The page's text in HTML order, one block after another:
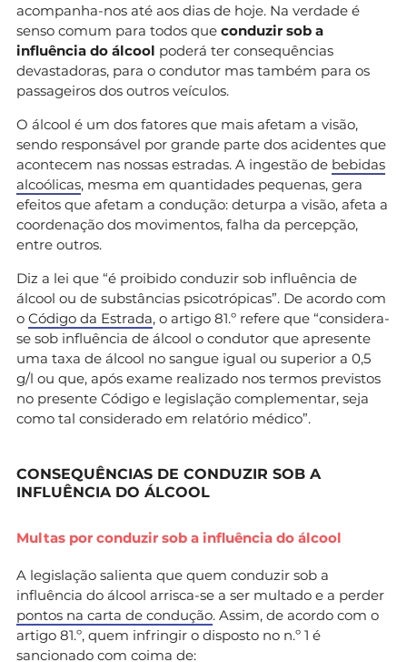
acompanha-nos até aos dias de hoje. Na verdade é
senso comum para todos que conduzir sob a
influência do álcool poderá ter consequências
devastadoras, para o condutor mas também para os
passageiros dos outros veículos.
O álcool é um dos fatores que mais afetam a visão,
sendo responsável por grande parte dos acidentes que
acontecem nas nossas estradas. A ingestão de bebidas
alcoólicas, mesma em quantidades pequenas, gera
efeitos que afetam a condução: deturpa a visão, afeta a
coordenação dos movimentos, falha da percepção,
entre outros.
Diz a lei que “é proibido conduzir sob influência de
álcool ou de substâncias psicotrópicas”. De acordo com
o Código da Estrada, o artigo 81.º refere que “considera-
se sob influência de álcool o condutor que apresente
uma taxa de álcool no sangue igual ou superior a 0,5
g/l ou que, após exame realizado nos termos previstos
no presente Código e legislação complementar, seja
como tal considerado em relatório médico”.
CONSEQUÊNCIAS DE CONDUZIR SOB A
INFLUÊNCIA DO ÁLCOOL
Multas por conduzir sob a influência do álcool
A legislação salienta que quem conduzir sob a
influência do álcool arrisca-se a ser multado e a perder
pontos na carta de condução. Assim, de acordo com o
artigo 81.º, quem infringir o disposto no n.º 1 é
sancionado com coima de: